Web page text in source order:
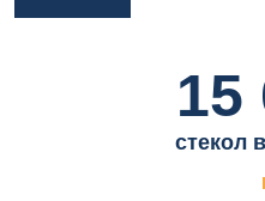
15
стекол